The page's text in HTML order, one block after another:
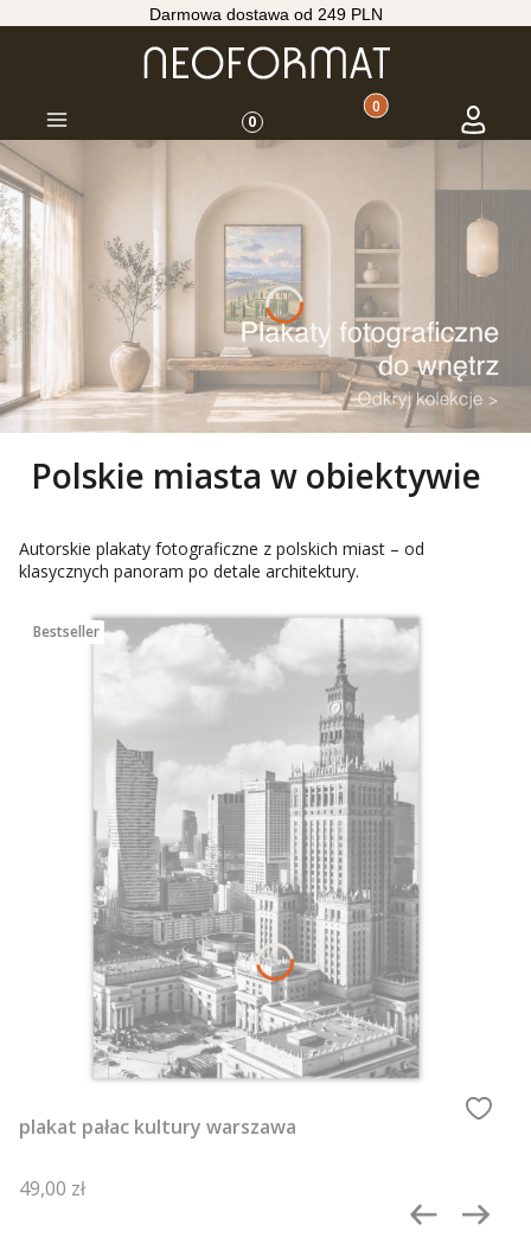
Darmowa dostawa od 249 PLN
Menu 0 Produkty w koszyku:
Koszyk Zaloguj
Polskie miasta w obiektywie
Autorskie plakaty fotograficzne z polskich miast – od
klasycznych panoram po detale architektury.
Bestseller
plakat pałac kultury warszawa
Cena
49,00 zł